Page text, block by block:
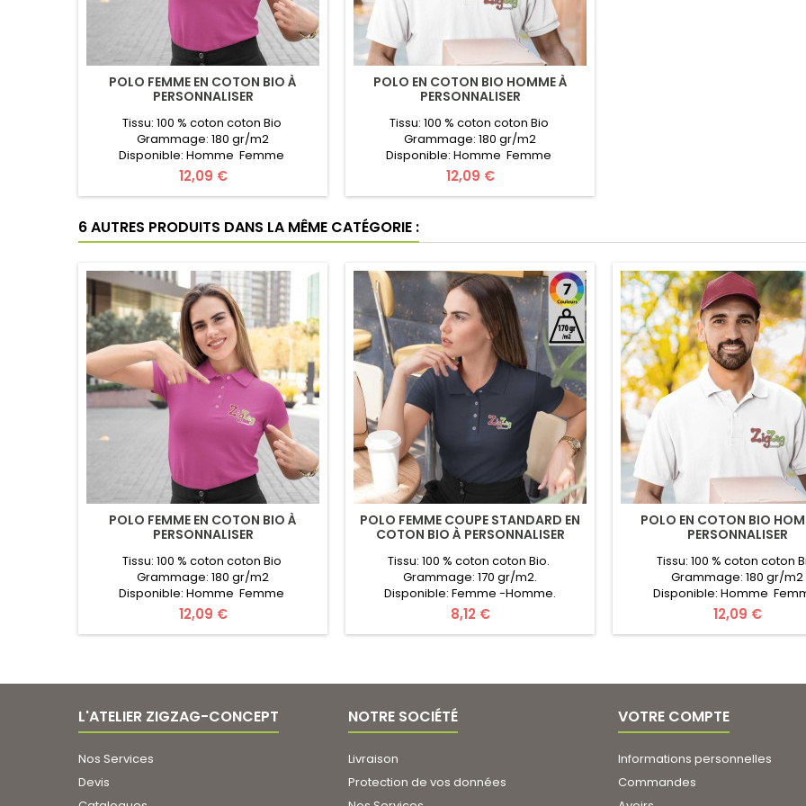
POLO FEMME EN COTON BIO À
PERSONNALISER
Tissu: 100 % coton coton Bio
Grammage: 180 gr/m2
Disponible: Homme Femme
Marque: Organic J/N Collection
Taille: XS au XXL Certificats: Organic
coton, Oeko-Tex Couleurs:20 couleurs
PPersonnalisé: logo/texte au choix
( infos utiles ). Pour un Devis
ligne. Transmettez vos Informations
(Quantité, Couleur, Logo...).Prix...
Prix
12,09 €
POLO EN COTON BIO HOMME À
PERSONNALISER
Tissu: 100 % coton coton Bio
Grammage: 180 gr/m2
Disponible: Homme Femme
Marque: Organic J/N Collection Taille: S
au 3XL Certificats: Organic coton,
Oeko-Tex Couleurs: 23 couleurs
Personnalisé: logo/texte au choix ( infos
utiles ). Pour un Devis Gratuit remplissez
Informations (Quantité, Couleur,
Logo...).Prix...
Prix
12,09 €
6 AUTRES PRODUITS DANS LA MÊME CATÉGORIE :
POLO FEMME EN COTON BIO À
PERSONNALISER
Tissu: 100 % coton coton Bio
Grammage: 180 gr/m2
Disponible: Homme Femme
Marque: Organic J/N Collection
Taille: XS au XXL Certificats: Organic
coton, Oeko-Tex Couleurs:20 couleurs
(Quantité, Couleur, Logo...).Prix...
Prix
12,09 €
POLO FEMME COUPE STANDARD EN
COTON BIO À PERSONNALISER
Tissu: 100 % coton coton Bio.
Grammage: 170 gr/m2.
Disponible: Femme -Homme.
Marque: Organic SOLS Collection.
Taille: XS au 3XL Certificats: Organic
Cotton, Oeko-Tex Couleurs: 7 couleurs
Informations (Quantité, Couleur,...
Prix
8,12 €
POLO EN COTON BIO
PERSONNALISER
Tissu: 100 % coton coton
Grammage: 180 gr/m2
Disponible: Homme
Marque: Organic J/N
au 3XL Certificats: Organic
Oeko-Tex Couleurs: 23
Logo...).Prix...
Prix
12,09 €
L'ATELIER ZIGZAG-CONCEPT
Nos Services
Devis
NOTRE SOCIÉTÉ
Livraison
Protection de vos données
VOTRE COMPTE
Informations personnelles
Commandes